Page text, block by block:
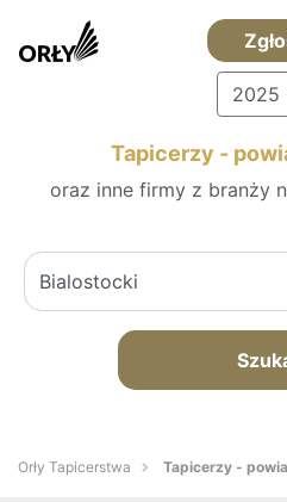
2025
Tapicerzy -
oraz inne firmy z branży
Orły Tapicerstwa Tapicerzy -